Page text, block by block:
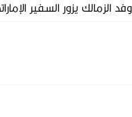
وفد الزمالك يزور السفير